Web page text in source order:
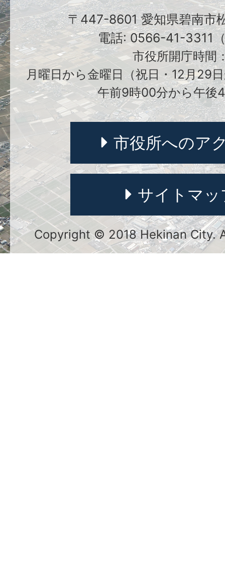
〒447-8601 愛知県碧南市
電話: 0566-41-3311
市役所開庁時間
月曜日から金曜日（祝日・12月29
午前9時00分から午後
市役所へのア
サイトマッ
Copyright © 2018 Hekinan City.